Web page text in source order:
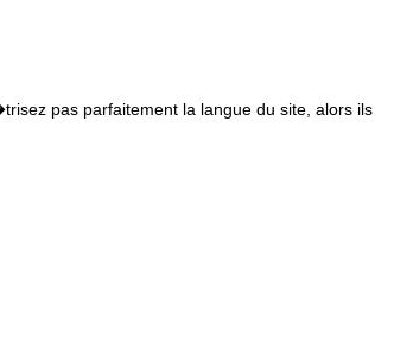
pas parfaitement la langue du site, alors ils